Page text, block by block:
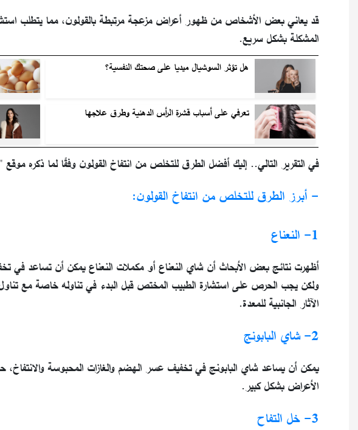
قد يعاني بعض الأشخاص من ظهور أعراض مزعجة مرتبطة بالقولون، مما يتطلب
المشكلة بشكل سريع.
هل تؤثر السوشيال ميديا على صحتك النفسية؟
تعرفي على أسباب قشرة الرأس الدهنية وطرق علاجها
في التقرير التالي.. إليك أفضل الطرق للتخلص من انتفاخ القولون وفقًا لما ذكره موقع "healthline".
- أبرز الطرق للتخلص من انتفاخ القولون:
1- النعناع
أظهرت نتائج بعض الأبحاث أن شاي النعناع أو مكملات النعناع يمكن أن تساعد في
ولكن يجب الحرص على استشارة الطبيب المختص قبل البدء في تناوله خاصة مع
الآثار الجانبية للمعدة.
2- شاي البابونج
يمكن أن يساعد شاي البابونج في تخفيف عسر الهضم والغازات المحبوسة والانتفاخ،
الأعراض بشكل كبير.
3- خل التفاح